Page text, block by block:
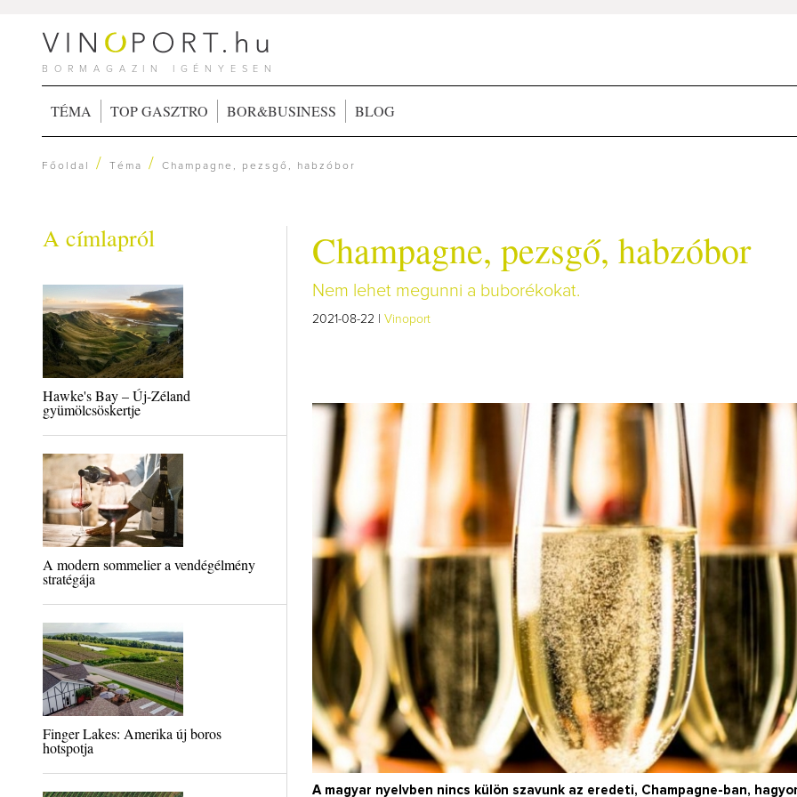
BORMAGAZIN IGÉNYESEN
TÉMA TOP GASZTRO BOR&BUSINESS BLOG
Főoldal /Téma /Champagne, pezsgő, habzóbor
A címlapról
Hawke's Bay – Új-Zéland
gyümölcsöskertje
A modern sommelier a vendégélmény
stratégája
Finger Lakes: Amerika új boros
hotspotja
Champagne, pezsgő, habzóbor
Nem lehet megunni a buborékokat.
2021-08-22 | Vinoport
A magyar nyelvben nincs külön szavunk az eredeti, Champagne-ban,
Így lesz valaki egy
borász #26 -
Az extra ráadás
pillanatokat